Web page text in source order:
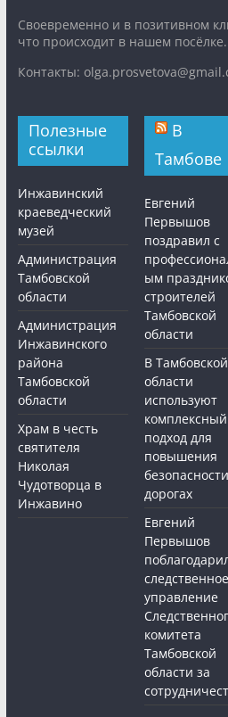
Cвоевременно и в позитивном
что происходит в нашем посёлке.
Контакты:
Полезные
ссылки
Инжавинский
краеведческий
музей
Администрация
Тамбовской
области
Администрация
Инжавинского
района
Тамбовской
области
Храм в честь
святителя
Николая
Чудотворца в
Инжавино
В
Тамбове
Евгений
Первышов
поздравил с
ым
строителей
Тамбовской
области
В Тамбовской
области
используют
комплексный
подход для
повышения
дорогах
Евгений
Первышов
следственное
управление
комитета
Тамбовской
области за